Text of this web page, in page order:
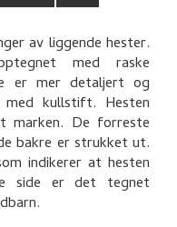
av liggende hester.
med raske
er mer detaljert og
kullstift. Hesten
marken. De forreste
bakre er strukket ut.
indikerer at hesten
side er det tegnet